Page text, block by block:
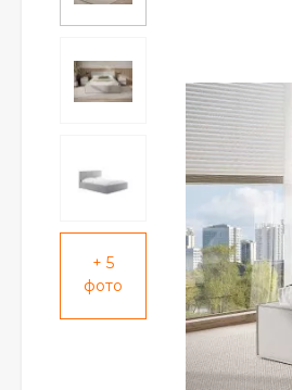
+ 5
фото